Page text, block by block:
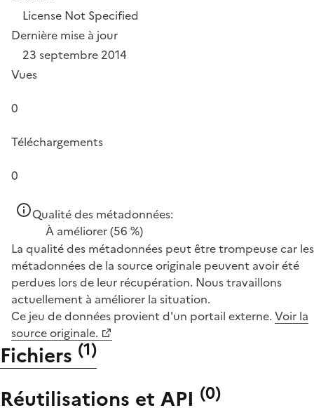
License Not Specified
Dernière mise à jour
23 septembre 2014
Vues
0
Téléchargements
0
Qualité des métadonnées:
À améliorer(56 %)
La qualité des métadonnées peut être trompeuse car les
métadonnées de la source originale peuvent avoir été
perdues lors de leur récupération. Nous travaillons
actuellement à améliorer la situation.
Ce jeu de données provient d'un portail externe. Voir la
source originale.
Fichiers (1)
Réutilisations et API (0)